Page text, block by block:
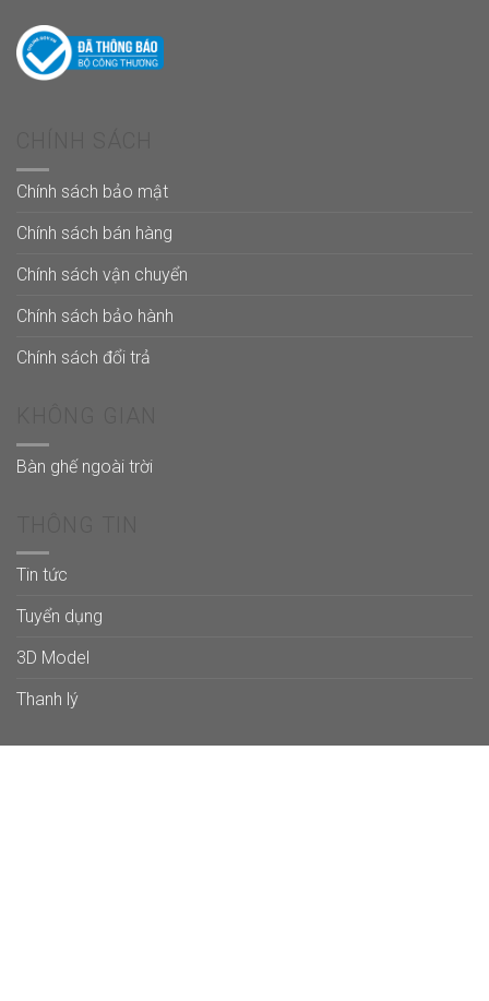
Chính sách bảo mật
Chính sách bán hàng
Chính sách vận chuyển
Chính sách bảo hành
Chính sách đổi trả
Bàn ghế ngoài trời
Tin tức
Tuyển dụng
3D Model
Thanh lý